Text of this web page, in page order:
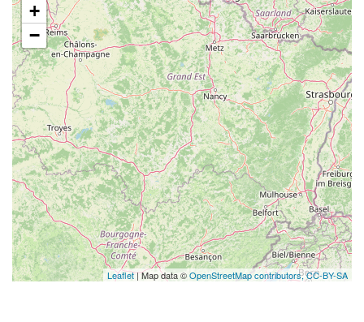
+
−
Leaflet| Map data ©OpenStreetMap contributors,CC-BY-SA